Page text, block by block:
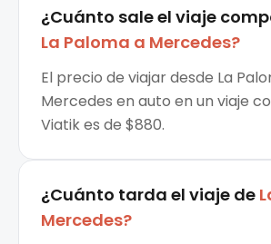
¿Cuánto sale el viaje
La Paloma a Mercedes?
El precio de viajar desde La
Mercedes en auto en un viaje
Viatik es de $880.
¿Cuánto tarda el viaje de
Mercedes?